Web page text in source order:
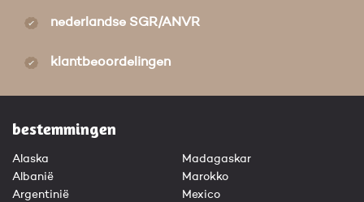
nederlandse SGR/ANVR
klantbeoordelingen
bestemmingen
Alaska
Albanië
Argentinië
Madagaskar
Marokko
Mexico